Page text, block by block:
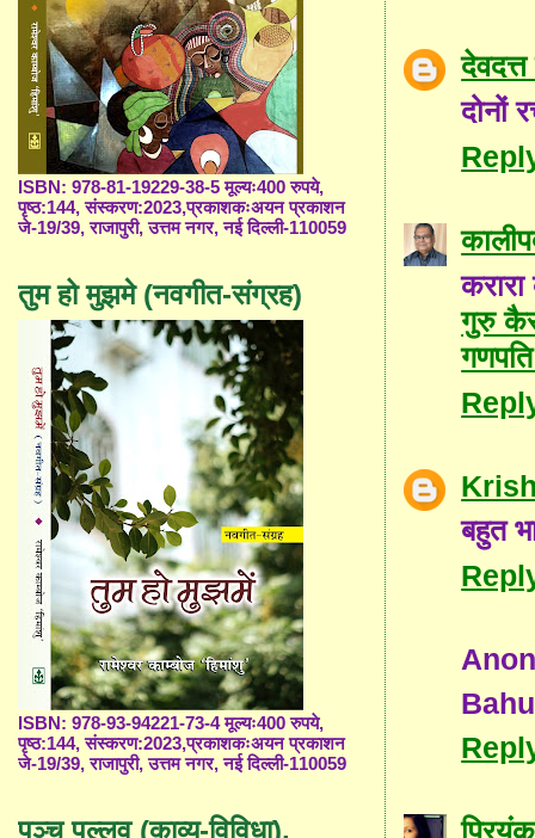
दोनों
करारा
गुरु
बहुत
ISBN: 978-81-19229-38-5 मूल्यः400 रुपये,
पृष्ठ:144, संस्करण:2023,प्रकाशकःअयन प्रकाशन
जे-19/39, राजापुरी, उत्तम नगर, नई दिल्ली-110059
तुम हो मुझमे (नवगीत-संग्रह)
ISBN: 978-93-94221-73-4 मूल्यः400 रुपये,
पृष्ठ:144, संस्करण:2023,प्रकाशकःअयन प्रकाशन
जे-19/39, राजापुरी, उत्तम नगर, नई दिल्ली-110059
पञ्च पल्लव (काव्य-विविधा),